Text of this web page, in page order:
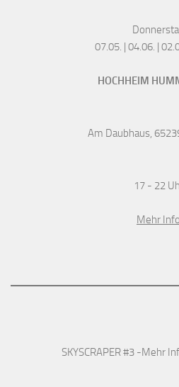
07.05. | 04.06. |
HOCHHEIM
Am Daubhaus,
17 - 22
Mehr Info
SKYSCRAPER #3 -Mehr